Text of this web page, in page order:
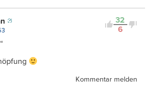
32
6
Kommentar melden